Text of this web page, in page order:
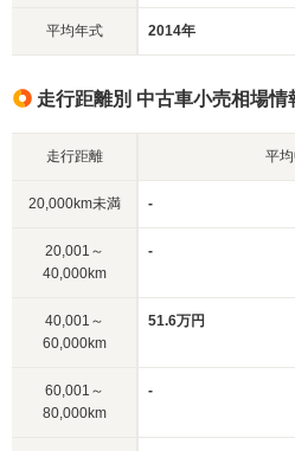
平均年式 2014年
走行距離別 中古車小売相場情
走行距離 平
20,000km未満 -
20,001～
40,000km
-
40,001～
60,000km
51.6万円
60,001～
80,000km
-